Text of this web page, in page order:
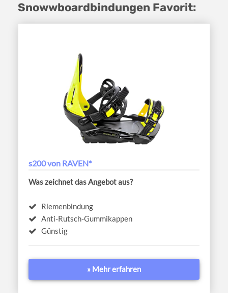
Snowwboardbindungen Favorit:
s200 von RAVEN*
Was zeichnet das Angebot aus?
Riemenbindung
Anti-Rutsch-Gummikappen
Günstig
» Mehr erfahren